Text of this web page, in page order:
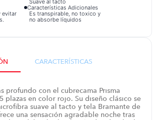
Suave al tacto
evitar
Características Adicionales
Es transpirable, no toxico y
no absorbe líquidos
CARACTERÍSTICAS
profundo con el cubrecama Prisma
plazas en color rojo. Su diseño clásico se
suave al tacto y tela Bramante de
una sensación agradable noche tras